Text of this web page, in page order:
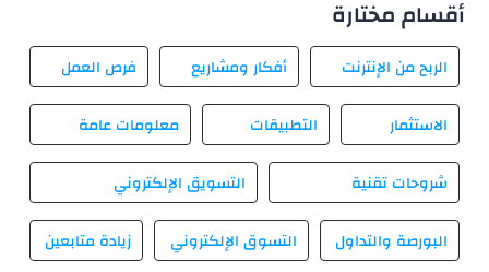
أقسام مختارة
الربح من الإنترنت أفكار ومشاريع فرص العمل
الاستثمار التطبيقات معلومات عامة
شروحات تقنية التسويق الإلكتروني
البورصة والتداول التسوق الإلكتروني زيادة متابعين